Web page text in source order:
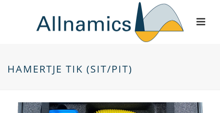
HAMERTJE TIK (SIT/PIT)